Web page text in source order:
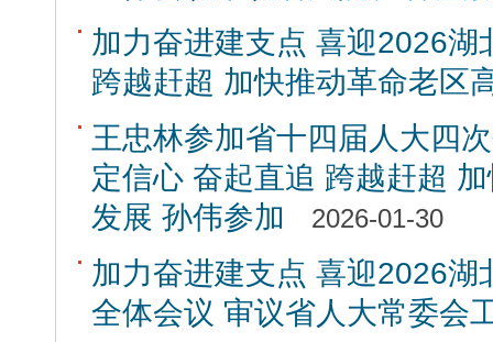
加力奋进建支点 喜迎2026湖
跨越赶超 加快推动革命老区
王忠林参加省十四届人大四
定信心 奋起直追 跨越赶超
发展 孙伟参加
2026-01-30
加力奋进建支点 喜迎2026湖
全体会议 审议省人大常委会